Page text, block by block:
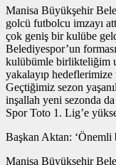
Manisa Büyükşehir
golcü futbolcu imzayı
çok geniş bir kulübe
Belediyespor’un
kulübümle birlikteliğim
yakalayıp hedeflerimize
Geçtiğimiz sezon
inşallah yeni sezonda
Spor Toto 1. Lig’e
Başkan Aktan: ‘Önemli
Manisa Büyükşehir